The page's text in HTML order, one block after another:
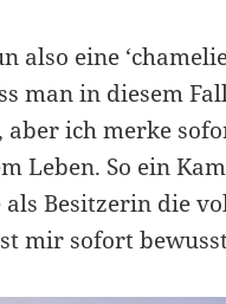
also eine
man in diesem Fall
aber ich merke
Leben. So ein
Besitzerin die
mir sofort